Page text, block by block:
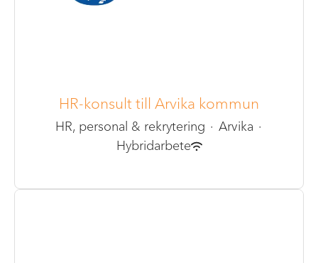
HR-konsult till Arvika kommun
HR, personal & rekrytering · Arvika ·
Hybridarbete